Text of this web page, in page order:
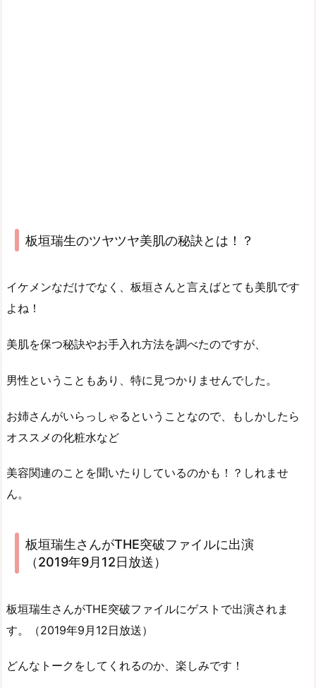
板垣瑞生のツヤツヤ美肌の秘訣とは！？
イケメンなだけでなく、板垣さんと言えばとても美肌です
よね！
美肌を保つ秘訣やお手入れ方法を調べたのですが、
男性ということもあり、特に見つかりませんでした。
お姉さんがいらっしゃるということなので、もしかしたら
オススメの化粧水など
美容関連のことを聞いたりしているのかも！？しれませ
ん。
板垣瑞生さんがTHE突破ファイルに出演
（2019年9月12日放送）
板垣瑞生さんがTHE突破ファイルにゲストで出演されま
す。（2019年9月12日放送）
どんなトークをしてくれるのか、楽しみです！